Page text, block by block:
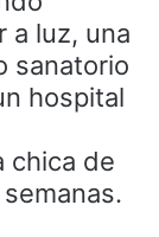
a luz, una
sanatorio
hospital
chica de